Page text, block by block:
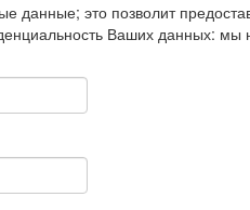
данные; это позволит
Ваших данных: мы